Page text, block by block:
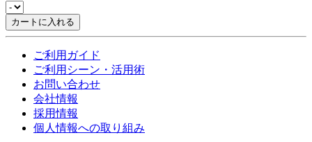
カートに入れる
ご利用ガイド
ご利用シーン・活用術
お問い合わせ
会社情報
採用情報
個人情報への取り組み